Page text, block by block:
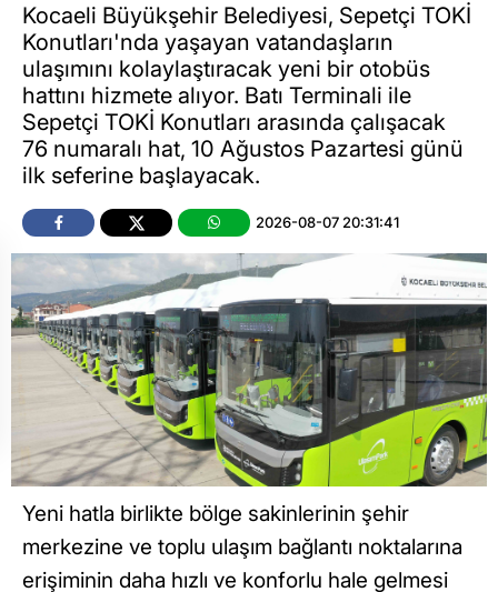
Kocaeli Büyükşehir Belediyesi, Sepetçi TOKİ
Konutları'nda yaşayan vatandaşların
ulaşımını kolaylaştıracak yeni bir otobüs
hattını hizmete alıyor. Batı Terminali ile
Sepetçi TOKİ Konutları arasında çalışacak
76 numaralı hat, 10 Ağustos Pazartesi günü
ilk seferine başlayacak.
2026-08-07 20:31:41
Yeni hatla birlikte bölge sakinlerinin şehir
merkezine ve toplu ulaşım bağlantı noktalarına
erişiminin daha hızlı ve konforlu hale gelmesi